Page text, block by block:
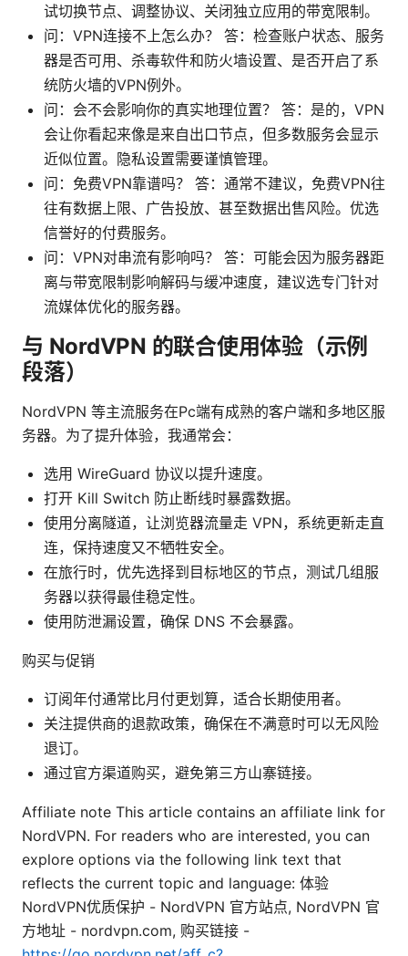
试切换节点、调整协议、关闭独立应用的带宽限制。
问：VPN连接不上怎么办？ 答：检查账户状态、服务
器是否可用、杀毒软件和防火墙设置、是否开启了系
统防火墙的VPN例外。
问：会不会影响你的真实地理位置？ 答：是的，VPN
会让你看起来像是来自出口节点，但多数服务会显示
近似位置。隐私设置需要谨慎管理。
问：免费VPN靠谱吗？ 答：通常不建议，免费VPN往
往有数据上限、广告投放、甚至数据出售风险。优选
信誉好的付费服务。
问：VPN对串流有影响吗？ 答：可能会因为服务器距
离与带宽限制影响解码与缓冲速度，建议选专门针对
流媒体优化的服务器。
与 NordVPN 的联合使用体验（示例
段落）
NordVPN 等主流服务在Pc端有成熟的客户端和多地区服
务器。为了提升体验，我通常会：
选用 WireGuard 协议以提升速度。
打开 Kill Switch 防止断线时暴露数据。
使用分离隧道，让浏览器流量走 VPN，系统更新走直
连，保持速度又不牺牲安全。
在旅行时，优先选择到目标地区的节点，测试几组服
务器以获得最佳稳定性。
使用防泄漏设置，确保 DNS 不会暴露。
购买与促销
订阅年付通常比月付更划算，适合长期使用者。
关注提供商的退款政策，确保在不满意时可以无风险
退订。
通过官方渠道购买，避免第三方山寨链接。
Affiliate note This article contains an affiliate link for
NordVPN. For readers who are interested, you can
explore options via the following link text that
reflects the current topic and language: 体验
NordVPN优质保护 - NordVPN 官方站点, NordVPN 官
方地址 - nordvpn.com, 购买链接 -